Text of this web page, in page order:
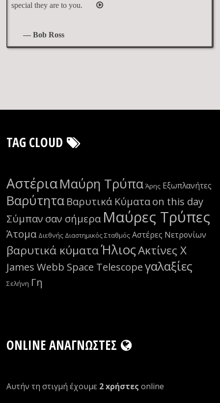
special they are to you.
— Bob Ross
TAG CLOUD
ΑστέριαΜαύρη Τρύπα Άρης Εξωπλανήτες
Βαρύτητα Βαρυτικά Κύματαon this day
Σύμπαν σαν σήμερα Μαύρες Τρύπες
Άτομα Διεθνής Διαστημικός Σταθμός Αστέρες Νετρονίων
βαρυτικά κύματαΉλιοςΑκτίνες Χ
James Webb Space Telescope γαλαξίες
Σελήνη Γη
ONLINE ΑΝΑΓΝΏΣΤΕΣ
Αυτήν τη στιγμή έχουμε 2 xρήστες οnline